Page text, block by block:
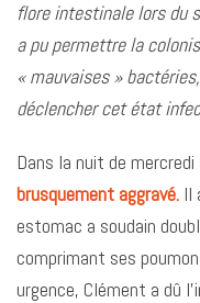
flore intestinale lors du
a pu permettre la
« mauvaises »
déclencher cet état
Dans la nuit de mercredi
brusquement aggravé. Il
estomac a soudain
comprimant ses
urgence, Clément a dû